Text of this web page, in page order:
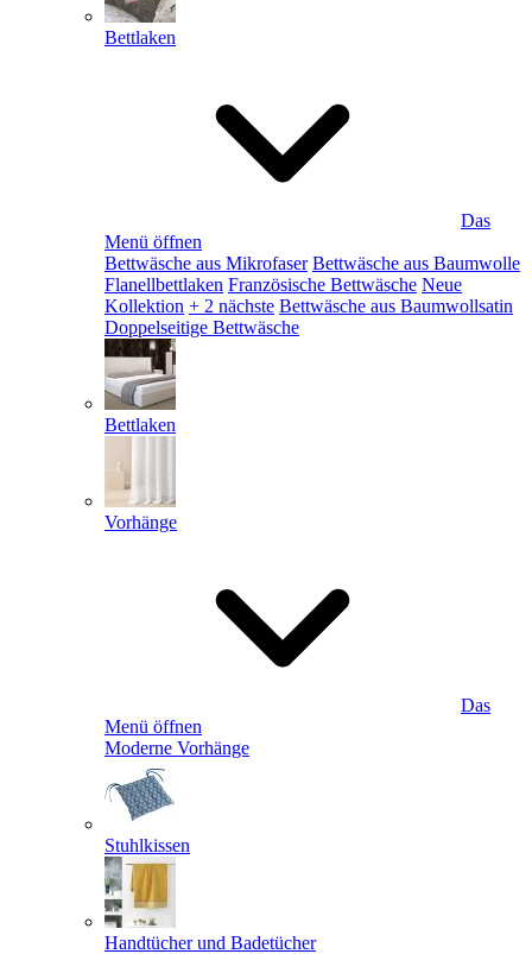
Bettlaken
Das
Menü öffnen
Bettwäsche aus Mikrofaser Bettwäsche aus Baumwolle
Flanellbettlaken Französische Bettwäsche Neue
Kollektion + 2 nächste Bettwäsche aus Baumwollsatin
Doppelseitige Bettwäsche
Bettlaken
Vorhänge
Das
Menü öffnen
Moderne Vorhänge
Stuhlkissen
Handtücher und Badetücher